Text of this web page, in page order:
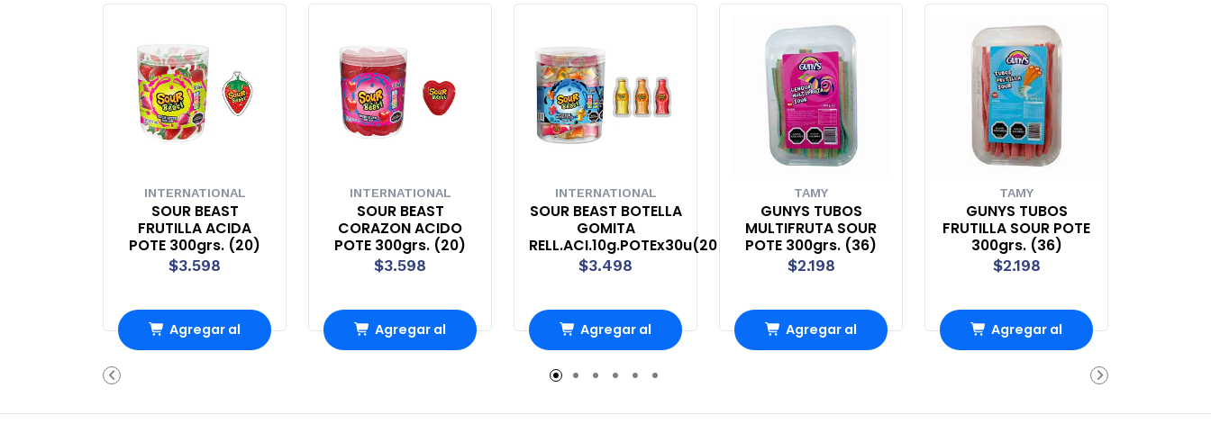
INTERNATIONAL
SOUR BEAST
FRUTILLA ACIDA
POTE 300grs. (20)
$3.598
Agregar al
INTERNATIONAL
SOUR BEAST
CORAZON ACIDO
POTE 300grs. (20)
$3.598
Agregar al
INTERNATIONAL
SOUR BEAST BOTELLA
GOMITA
RELL.ACI.10g.POTEx30u(20
$3.498
Agregar al
Carro
TAMY
GUNYS TUBOS
MULTIFRUTA SOUR
POTE 300grs. (36)
$2.198
Agregar al
TAMY
GUNYS TUBOS
FRUTILLA SOUR POTE
300grs. (36)
$2.198
Agregar al